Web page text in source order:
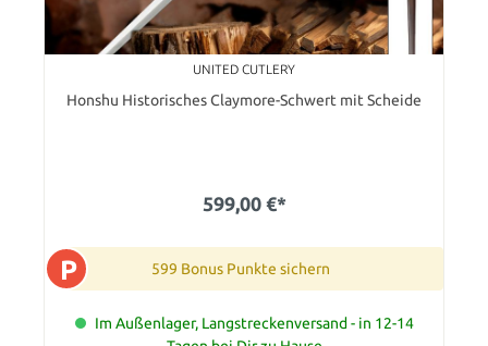
UNITED CUTLERY
Honshu Historisches Claymore-Schwert mit Scheide
599,00 €*
P 599 Bonus Punkte sichern
Im Außenlager, Langstreckenversand - in 12-14